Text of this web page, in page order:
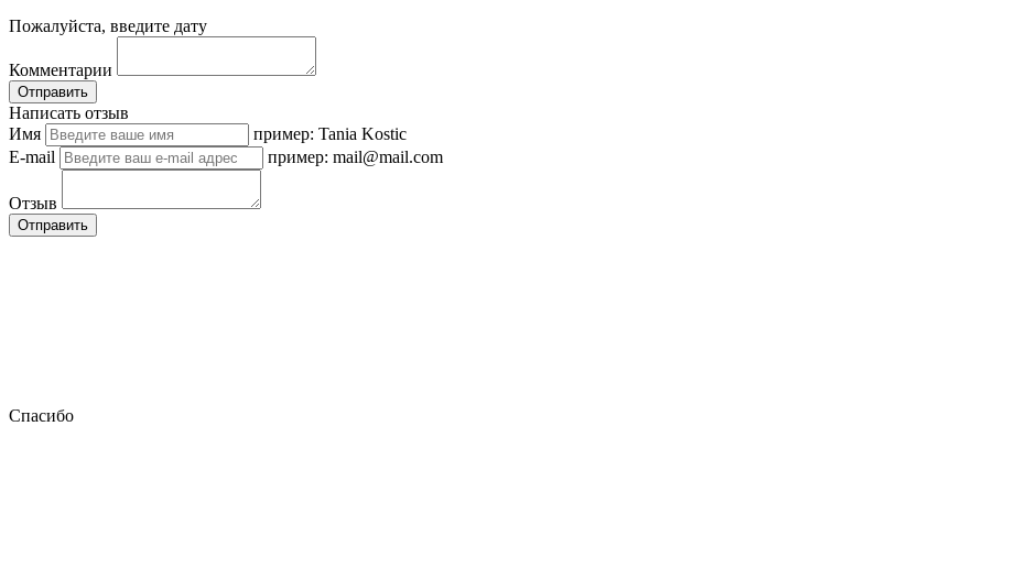
Пожалуйста, введите дату
Комментарии
Отправить
Написать отзыв
Имя
пример: Tania Kostic
E-mail
пример: mail@mail.com
Отзыв
Отправить
Спасибо